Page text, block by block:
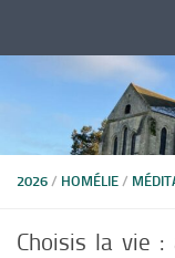
2026 / HOMÉLIE /
Choisis la vie